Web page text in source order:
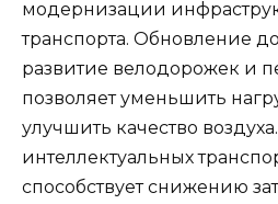
модернизации
транспорта. Обновление
развитие велодорожек и
позволяет уменьшить
улучшить качество
интеллектуальных
способствует снижению